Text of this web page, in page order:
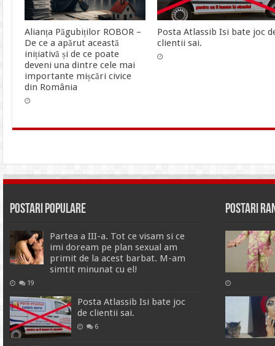
Alianța Păgubiților ROBOR –
De ce a apărut această
inițiativă și de ce poate
deveni una dintre cele mai
importante mișcări civice
din România
Posta Atlassib Isi bate joc
clientii sai.
Postari Populare
Partea a III-a. Tot ce visam si ce
imi doream pe plan sexual am
primit de la acest barbat. M-am
simtit minunat cu el!
19
Posta Atlassib Isi bate joc
de clientii sai.
6
Postari